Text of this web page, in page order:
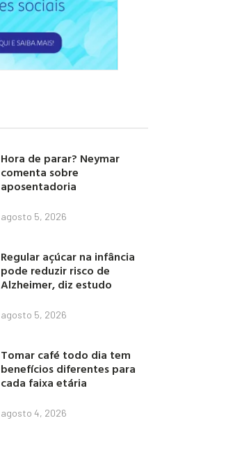
Hora de parar? Neymar
comenta sobre
aposentadoria
agosto 5, 2026
Regular açúcar na infância
pode reduzir risco de
Alzheimer, diz estudo
agosto 5, 2026
Tomar café todo dia tem
benefícios diferentes para
cada faixa etária
agosto 4, 2026